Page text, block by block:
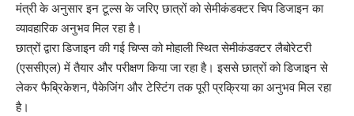
मंत्री के अनुसार इन टूल्स के जरिए छात्रों को सेमीकंडक्टर चिप डिजाइन का
व्यावहारिक अनुभव मिल रहा है।
छात्रों द्वारा डिजाइन की गई चिप्स को मोहाली स्थित सेमीकंडक्टर लैबोरेटरी
(एससीएल) में तैयार और परीक्षण किया जा रहा है। इससे छात्रों को डिजाइन से
लेकर फैब्रिकेशन, पैकेजिंग और टेस्टिंग तक पूरी प्रक्रिया का अनुभव मिल रहा
है।